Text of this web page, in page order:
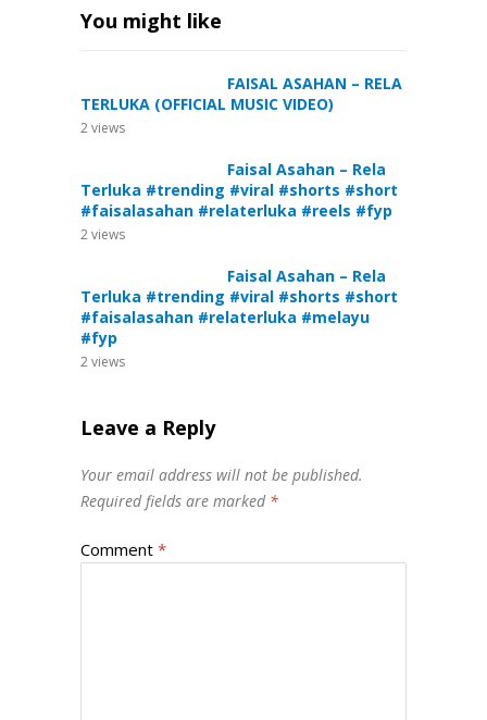
You might like
FAISAL ASAHAN – RELA
TERLUKA (OFFICIAL MUSIC VIDEO)
2views
Faisal Asahan – Rela
Terluka #trending #viral #shorts #short
#faisalasahan #relaterluka #reels #fyp
2views
Faisal Asahan – Rela
Terluka #trending #viral #shorts #short
#faisalasahan #relaterluka #melayu
#fyp
2views
Leave a Reply
Your email address will not be published.
Required fields are marked *
Comment *